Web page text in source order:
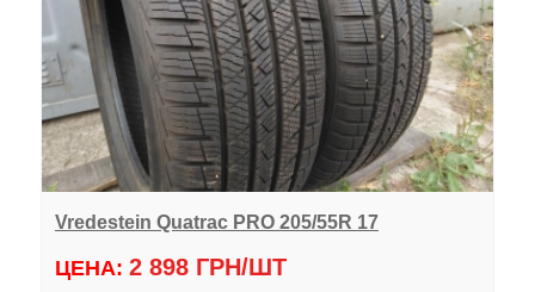
Vredestein Quatrac PRO 205/55R 17
ЦЕНА: 2 898 ГРН/ШТ